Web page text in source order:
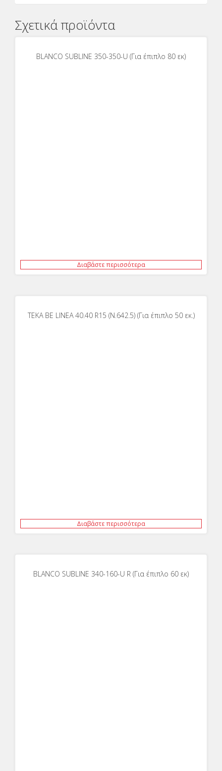
Σχετικά προϊόντα
BLANCO SUBLINE 350-350-U (Για έπιπλο 80 εκ)
Διαβάστε περισσότερα
ΤΕΚΑ BE LINEA 40.40 R15 (Ν.642.5) (Για έπιπλο 50 εκ.)
Διαβάστε περισσότερα
BLANCO SUBLINE 340-160-U R (Για έπιπλο 60 εκ)